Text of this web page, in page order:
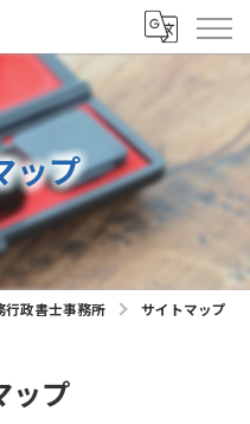
ップ
行政書士事務所 サイトマップ
ップ